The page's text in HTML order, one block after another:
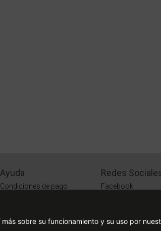
Ayuda
Condiciones de pago
¿Cómo comprar?
Redes
Facebook
sobre su funcionamiento y su uso por